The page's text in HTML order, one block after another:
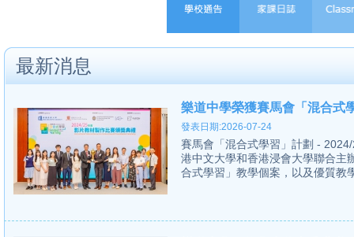
最新消息
樂道中學榮獲賽馬會「混合式
發表日期:2026-07-24
賽馬會「混合式學習」計劃 -
港中文大學和香港浸會大學聯合主
合式學習」教學個案，以及優質教